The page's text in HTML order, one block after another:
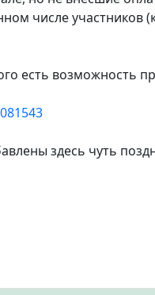
числе
есть возможность
здесь чуть